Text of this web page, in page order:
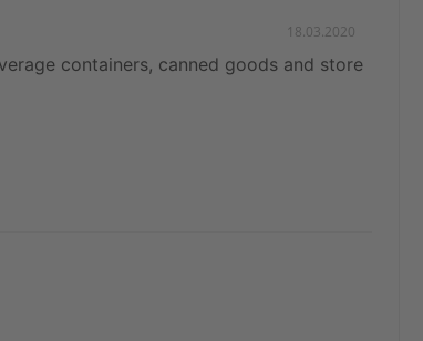
18.03.2020
containers, canned goods and store